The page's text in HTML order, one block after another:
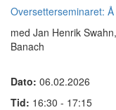
Oversetterseminaret:
med Jan Henrik
Banach
Dato: 06.02.2026
Tid: 16:30 - 17:15